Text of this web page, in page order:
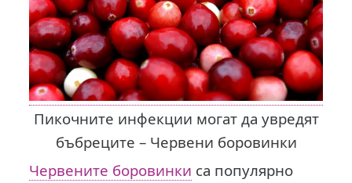
Пикочните инфекции могат да увредят
бъбреците – Червени боровинки
Червените боровинки са популярно